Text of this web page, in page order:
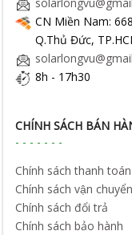
CN Miền Nam:
Q.Thủ Đức,
8h - 17h30
CHÍNH SÁCH BÁN
Chính sách thanh toán
Chính sách vận chuyển
Chính sách đổi trả
Chính sách bảo hành